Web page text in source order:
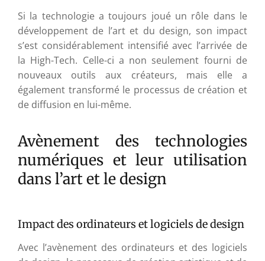
Si la technologie a toujours joué un rôle dans le
développement de l’art et du design, son impact
s’est considérablement intensifié avec l’arrivée de
la High-Tech. Celle-ci a non seulement fourni de
nouveaux outils aux créateurs, mais elle a
également transformé le processus de création et
de diffusion en lui-même.
Avènement des technologies
numériques et leur utilisation
dans l’art et le design
Impact des ordinateurs et logiciels de design
Avec l’avènement des ordinateurs et des logiciels